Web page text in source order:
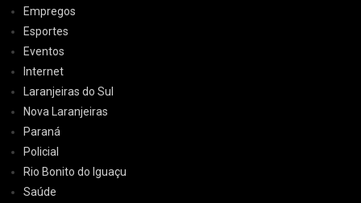
Empregos
Esportes
Eventos
Internet
Laranjeiras do Sul
Nova Laranjeiras
Paraná
Policial
Rio Bonito do Iguaçu
Saúde